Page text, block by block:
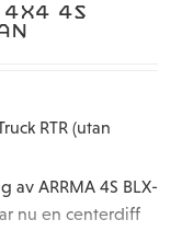
4X4 4S
RTR (utan
av ARRMA 4S BLX-
nu en centerdiff